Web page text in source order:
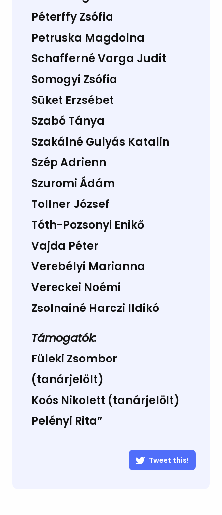
Péterffy Zsófia
Petruska Magdolna
Schafferné Varga Judit
Somogyi Zsófia
Süket Erzsébet
Szabó Tánya
Szakálné Gulyás Katalin
Szép Adrienn
Szuromi Ádám
Tollner József
Tóth-Pozsonyi Enikő
Vajda Péter
Verebélyi Marianna
Vereckei Noémi
Zsolnainé Harczi Ildikó
Támogatók:
Füleki Zsombor
(tanárjelölt)
Koós Nikolett (tanárjelölt)
Pelényi Rita”
Tweet this!